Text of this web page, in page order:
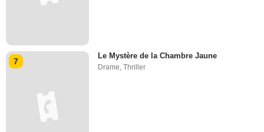
7
Le Mystère de la Chambre Jaune
Drame,Thriller